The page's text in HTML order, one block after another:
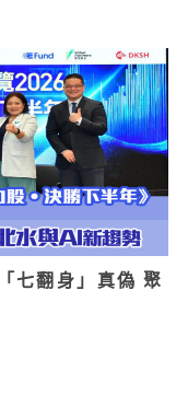
七翻身」真偽 聚